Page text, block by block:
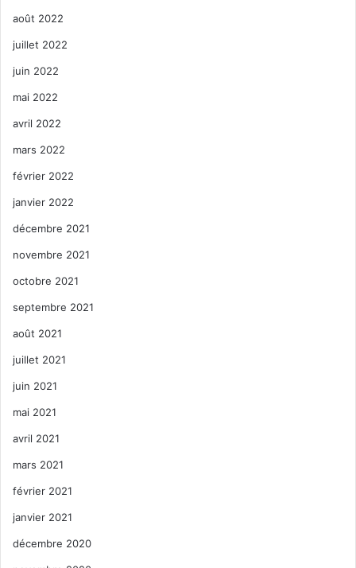
août 2022
juillet 2022
juin 2022
mai 2022
avril 2022
mars 2022
février 2022
janvier 2022
décembre 2021
novembre 2021
octobre 2021
septembre 2021
août 2021
juillet 2021
juin 2021
mai 2021
avril 2021
mars 2021
février 2021
janvier 2021
décembre 2020